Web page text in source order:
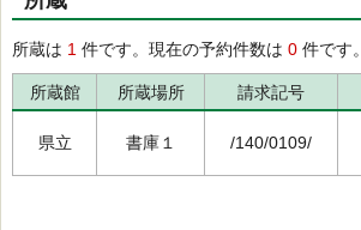
所蔵は 1 件です。現在の予約件数は 0 件です。
所蔵館 所蔵場所 請求記号
県立 書庫１ /140/0109/